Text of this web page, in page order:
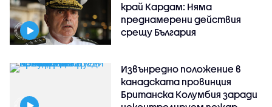
край Кардам: Няма
преднамерени действия
срещу България
Извънредно положение в
канадската провинция
Британска Колумбия заради